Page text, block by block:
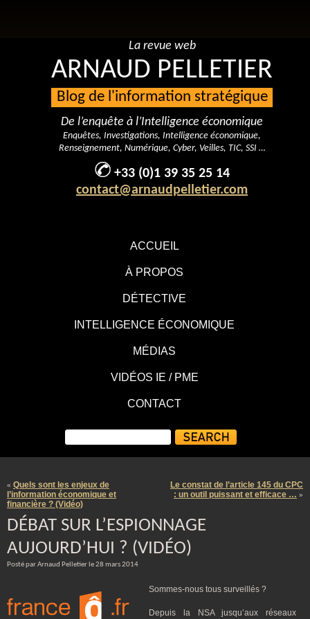
ACCUEIL
À PROPOS
DÉTECTIVE
INTELLIGENCE ÉCONOMIQUE
MÉDIAS
VIDÉOS IE / PME
CONTACT
La revue web
ARNAUD PELLETIER
Blog de l'information stratégique
De l’enquête à l’Intelligence économique
Enquêtes, Investigations, Intelligence économique,
Renseignement, Numérique, Cyber, Veilles, TIC, SSI …
+33 (0)1 39 35 25 14
contact@arnaudpelletier.com
« Quels sont les enjeux de
l’information économique et
financière ? (Vidéo)
Le constat de l’article 145 du CPC
: un outil puissant et efficace … »
DÉBAT SUR L’ESPIONNAGE
AUJOURD’HUI ? (VIDÉO)
Posté par Arnaud Pelletier le 28 mars 2014
Sommes-nous tous surveillés ?
Depuis la NSA jusqu’aux réseaux